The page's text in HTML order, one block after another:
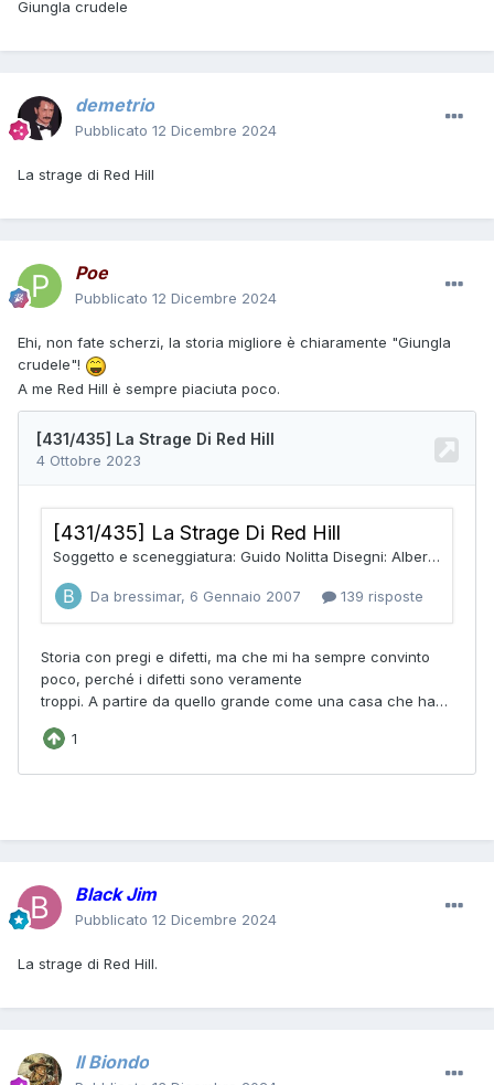
Giungla crudele
demetrio
Pubblicato 12 Dicembre 2024
La strage di Red Hill
Poe
Pubblicato 12 Dicembre 2024
Ehi, non fate scherzi, la storia migliore è chiaramente "Giungla
crudele"!
A me Red Hill è sempre piaciuta poco.
Black Jim
Pubblicato 12 Dicembre 2024
La strage di Red Hill.
Il Biondo